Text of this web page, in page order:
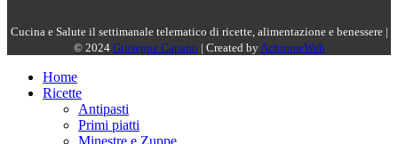
Cucina e Salute il settimanale telematico di ricette, alimentazione e benessere |
© 2024 Giuseppe Capano | Created byAchromeWeb
Home
Ricette
Antipasti
Primi piatti